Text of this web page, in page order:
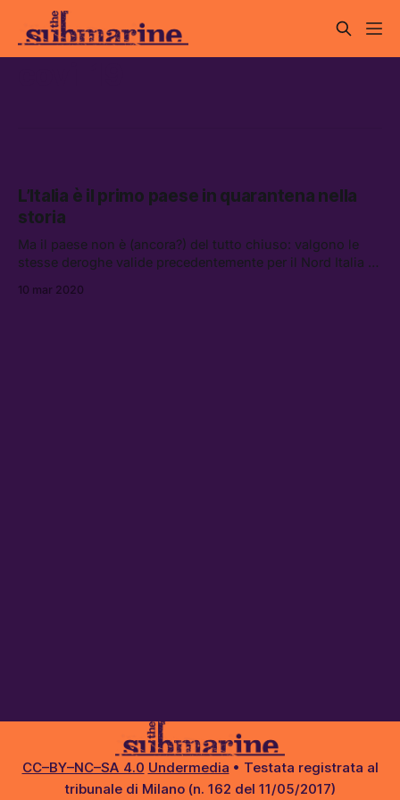
L’Italia è il primo paese in quarantena nella
storia
Ma il paese non è (ancora?) del tutto chiuso: valgono le
stesse deroghe valide precedentemente per il Nord Italia —
altre necessità se muniti di un’autocertificazione, e i mezzi
10 mar 2020
CC–BY–NC–SA 4.0 Undermedia • Testata registrata al
tribunale di Milano (n. 162 del 11/05/2017)